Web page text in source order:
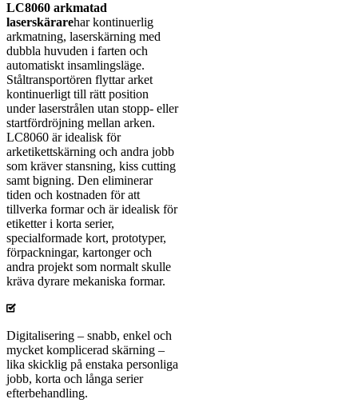
LC8060 arkmatad
laserskärarehar kontinuerlig
arkmatning, laserskärning med
dubbla huvuden i farten och
automatiskt insamlingsläge.
Ståltransportören flyttar arket
kontinuerligt till rätt position
under laserstrålen utan stopp- eller
startfördröjning mellan arken.
LC8060 är idealisk för
arketikettskärning och andra jobb
som kräver stansning, kiss cutting
samt bigning. Den eliminerar
tiden och kostnaden för att
tillverka formar och är idealisk för
etiketter i korta serier,
specialformade kort, prototyper,
förpackningar, kartonger och
andra projekt som normalt skulle
kräva dyrare mekaniska formar.
Digitalisering – snabb, enkel och
mycket komplicerad skärning –
lika skicklig på enstaka personliga
jobb, korta och långa serier
efterbehandling.